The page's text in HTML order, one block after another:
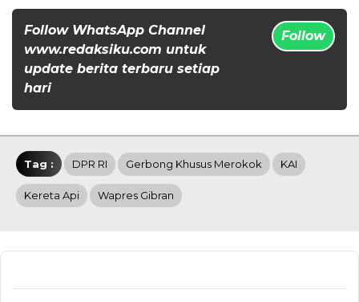
Follow WhatsApp Channel
www.redaksiku.com untuk
update berita terbaru setiap
hari
Follow
Tag : DPR RI Gerbong Khusus Merokok KAI
Kereta Api Wapres Gibran